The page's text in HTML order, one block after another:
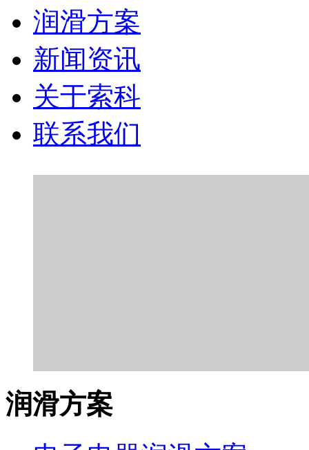
润滑方案
新闻资讯
关于索科
联系我们
润滑方案